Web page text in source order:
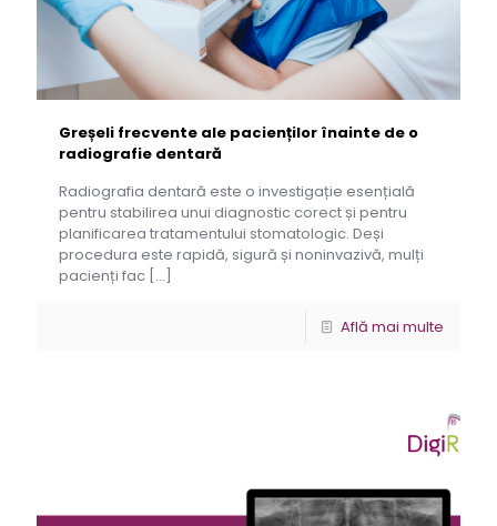
Greșeli frecvente ale pacienților înainte de o
radiografie dentară
Radiografia dentară este o investigație esențială
pentru stabilirea unui diagnostic corect și pentru
planificarea tratamentului stomatologic. Deși
procedura este rapidă, sigură și noninvazivă, mulți
pacienți fac […]
Află mai multe